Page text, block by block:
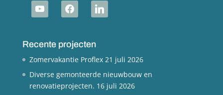
youtube facebook linkedin
Recente projecten
Zomervakantie Proflex 21 juli 2026
Diverse gemonteerde nieuwbouw en
renovatieprojecten. 16 juli 2026